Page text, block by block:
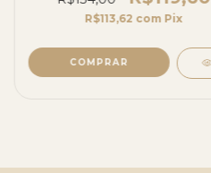
R$113,62 com Pix